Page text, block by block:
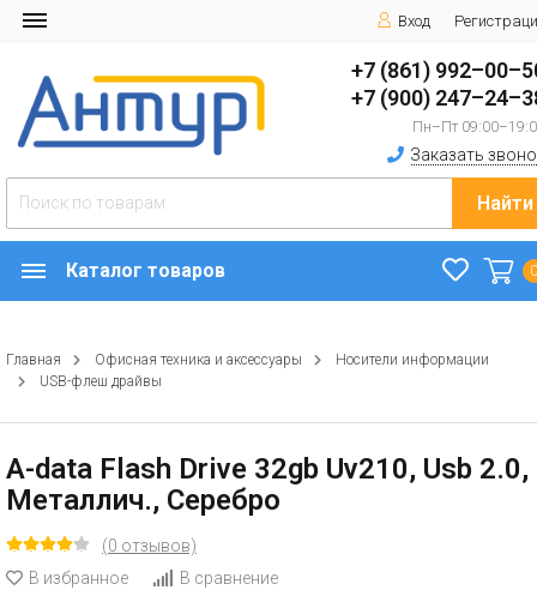
Вход
+7 (861)
+7 (900)
Пн–Пт
Заказать
Найти
Каталог товаров
Главная Офисная техника и аксессуары
Носители информации
USB-флеш драйвы
A-data Flash Drive 32gb Uv210, Usb 2.0,
Металлич., Серебро
(0 отзывов)
В избранное
В сравнение